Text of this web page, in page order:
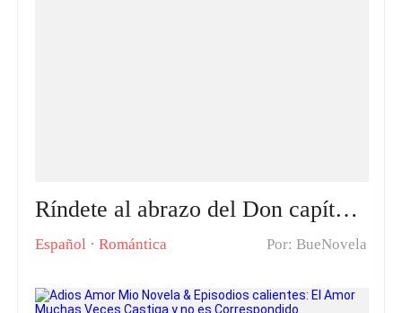
Ríndete al abrazo del Don capítulos calientes: ?Podrá Amelie ablandar el corazón de un asesino?
Español ·Romántica Por: BueNovela